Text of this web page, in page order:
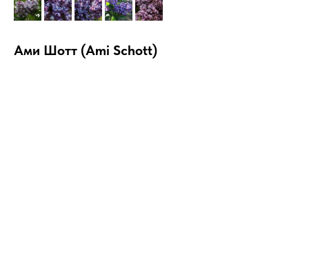
Ами Шотт (Ami Schott)